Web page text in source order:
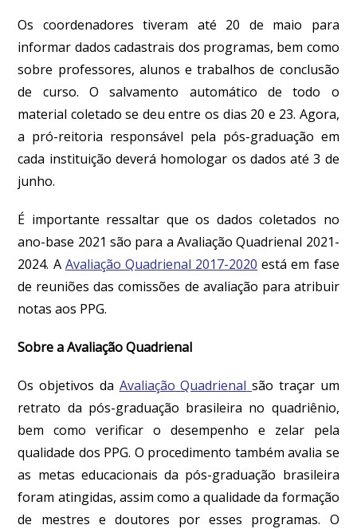
Os coordenadores tiveram até 20 de maio para
informar dados cadastrais dos programas, bem como
sobre professores, alunos e trabalhos de conclusão
de curso.O salvamento automático de todo o
material coletado se deu entre os dias 20 e 23. Agora,
a pró-reitoria responsável pela pós-graduação em
cada instituição deverá homologar os dados até 3 de
junho.
É importante ressaltar que os dados coletados no
ano-base 2021 são para a Avaliação Quadrienal 2021-
2024. A Avaliação Quadrienal 2017-2020 está em fase
de reuniões das comissões de avaliação para atribuir
notas aos PPG.
Sobre a AvaliaçãoQuadrienal
Os objetivos da Avaliação Quadrienal são traçar um
retrato da pós-graduação brasileira no quadriênio,
bem como verificar o desempenho e zelar pela
qualidade dos PPG. O procedimento também avalia se
as metas educacionais da pós-graduação brasileira
foram atingidas, assim como a qualidade da formação
de mestres e doutores por esses programas. O